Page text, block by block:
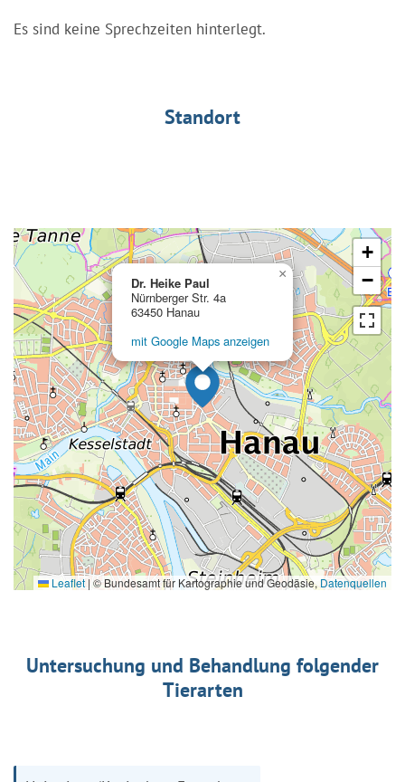
Es sind keine Sprechzeiten hinterlegt.
Standort
Dr. Heike Paul
Nürnberger Str. 4a
63450 Hanau
mit Google Maps anzeigen
×
+
−
Leaflet | © Bundesamt für Kartographie und Geodäsie, Datenquellen
Untersuchung und Behandlung folgender
Tierarten